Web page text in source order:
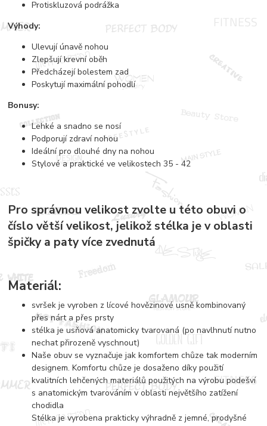
Protiskluzová podrážka
Výhody:
Ulevují únavě nohou
Zlepšují krevní oběh
Předcházejí bolestem zad
Poskytují maximální pohodlí
Bonusy:
Lehké a snadno se nosí
Podporují zdraví nohou
Ideální pro dlouhé dny na nohou
Stylové a praktické ve velikostech 35 - 42
Pro správnou velikost zvolte u této obuvi o
číslo větší velikost, jelikož stélka je v oblasti
špičky a paty více zvednutá
Materiál:
svršek je vyroben z lícové hovězinové usně kombinovaný
přes nárt a přes prsty
stélka je usňová anatomicky tvarovaná (po navlhnutí nutno
nechat přirozeně vyschnout)
Naše obuv se vyznačuje jak komfortem chůze tak moderním
designem. Komfortu chůze je dosaženo díky použití
kvalitních lehčených materiálů použitých na výrobu podešví
s anatomickým tvarováním v oblasti největšího zatížení
chodidla
Stélka je vyrobena prakticky výhradně z jemné, prodyšné